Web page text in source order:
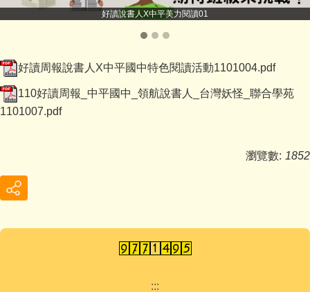
好讀說書人X中平美力閱讀01
好讀周報說書人X中平國中特色閱讀活動1101004.pdf
110好讀周報_中平國中_領航說書人_台灣妖怪_聯合學苑
1101007.pdf
瀏覽數: 1852
:::